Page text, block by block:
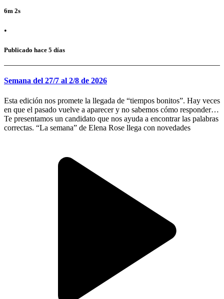
6m 2s
•
Publicado hace 5 días
Semana del 27/7 al 2/8 de 2026
Esta edición nos promete la llegada de “tiempos bonitos”. Hay veces
en que el pasado vuelve a aparecer y no sabemos cómo responder.
Te presentamos un candidato que nos ayuda a encontrar las palabras
correctas. “La semana” de Elena Rose llega con novedades